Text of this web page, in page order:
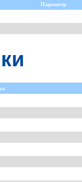
Параметр